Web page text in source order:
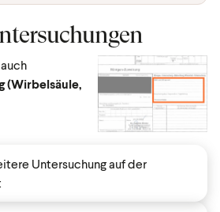
(Wirbelsäule,
Untersuchung auf der